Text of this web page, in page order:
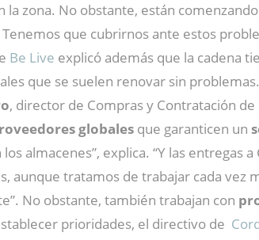
la zona. No obstante, están
que cubrirnos ante estos
Be Live explicó además que la cadena
que se suelen renovar sin problemas.
, director de Compras y Contratación de
globales que garanticen un
los almacenes”, explica. “Y las
aunque tratamos de trabajar cada vez
No obstante, también trabajan con
prioridades, el directivo de